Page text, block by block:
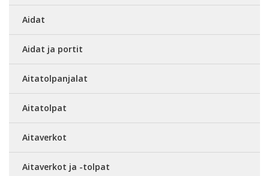
Aidat
Aidat ja portit
Aitatolpanjalat
Aitatolpat
Aitaverkot
Aitaverkot ja -tolpat